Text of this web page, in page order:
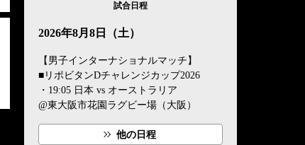
試合日程
2026年8月8日（土）
【男子インターナショナルマッチ】
■リポビタンDチャレンジカップ2026
・19:05 日本 vs オーストラリア
@東大阪市花園ラグビー場（大阪）
他の日程